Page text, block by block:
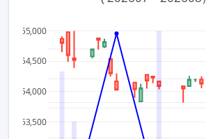
53,500
54,000
54,500
55,000